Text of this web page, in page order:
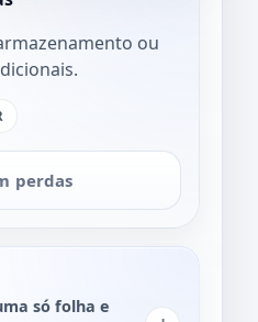
ou
perdas
só folha e